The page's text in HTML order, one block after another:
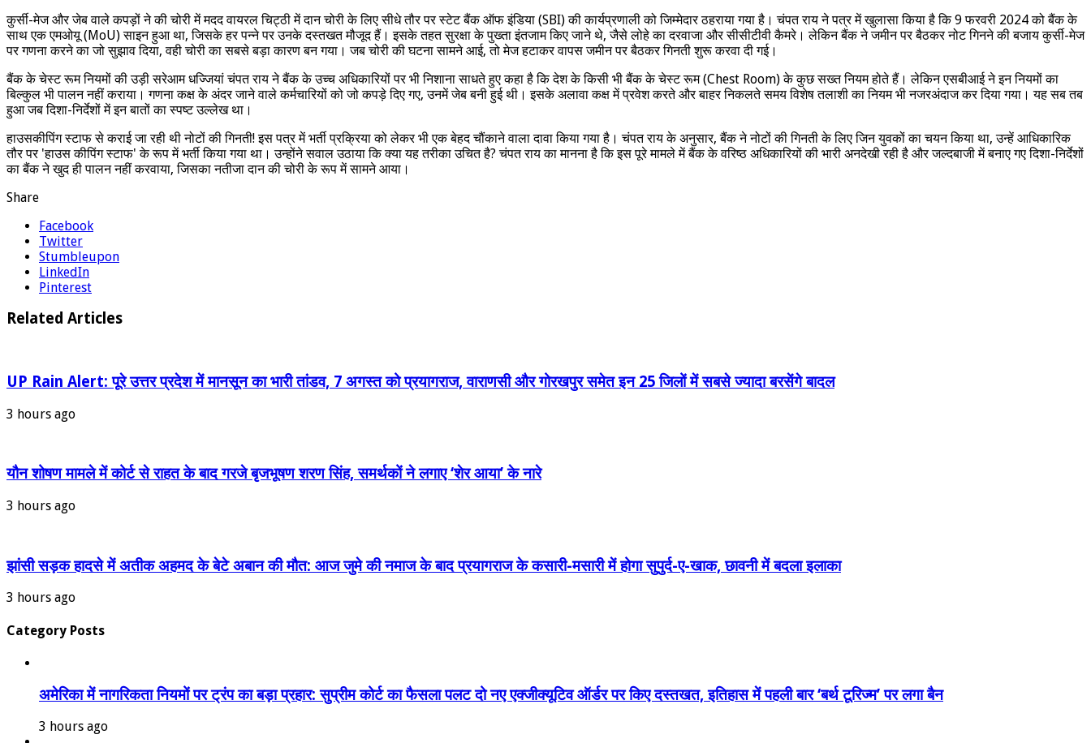
कुर्सी-मेज और जेब वाले कपड़ों ने की चोरी में मदद वायरल चिट्ठी में दान चोरी के लिए सीधे तौर पर स्टेट बैंक ऑफ इंडिया (SBI) की कार्यप्रणाली को जिम्मेदार ठहराया गया है। चंपत राय ने पत्र में खुलासा किया है कि 9 फरवरी 2024 को बैंक के
साथ एक एमओयू (MoU) साइन हुआ था, जिसके हर पन्ने पर उनके दस्तखत मौजूद हैं। इसके तहत सुरक्षा के पुख्ता इंतजाम किए जाने थे, जैसे लोहे का दरवाजा और सीसीटीवी कैमरे। लेकिन बैंक ने जमीन पर बैठकर नोट गिनने की बजाय कुर्सी-मेज
पर गणना करने का जो सुझाव दिया, वही चोरी का सबसे बड़ा कारण बन गया। जब चोरी की घटना सामने आई, तो मेज हटाकर वापस जमीन पर बैठकर गिनती शुरू करवा दी गई।
बैंक के चेस्ट रूम नियमों की उड़ी सरेआम धज्जियां चंपत राय ने बैंक के उच्च अधिकारियों पर भी निशाना साधते हुए कहा है कि देश के किसी भी बैंक के चेस्ट रूम (Chest Room) के कुछ सख्त नियम होते हैं। लेकिन एसबीआई ने इन नियमों का
बिल्कुल भी पालन नहीं कराया। गणना कक्ष के अंदर जाने वाले कर्मचारियों को जो कपड़े दिए गए, उनमें जेब बनी हुई थी। इसके अलावा कक्ष में प्रवेश करते और बाहर निकलते समय विशेष तलाशी का नियम भी नजरअंदाज कर दिया गया। यह सब तब
हुआ जब दिशा-निर्देशों में इन बातों का स्पष्ट उल्लेख था।
हाउसकीपिंग स्टाफ से कराई जा रही थी नोटों की गिनती! इस पत्र में भर्ती प्रक्रिया को लेकर भी एक बेहद चौंकाने वाला दावा किया गया है। चंपत राय के अनुसार, बैंक ने नोटों की गिनती के लिए जिन युवकों का चयन किया था, उन्हें आधिकारिक
तौर पर 'हाउस कीपिंग स्टाफ' के रूप में भर्ती किया गया था। उन्होंने सवाल उठाया कि क्या यह तरीका उचित है? चंपत राय का मानना है कि इस पूरे मामले में बैंक के वरिष्ठ अधिकारियों की भारी अनदेखी रही है और जल्दबाजी में बनाए गए दिशा-निर्देशों
का बैंक ने खुद ही पालन नहीं करवाया, जिसका नतीजा दान की चोरी के रूप में सामने आया।
Share
Facebook
Twitter
Stumbleupon
LinkedIn
Pinterest
Related Articles
UP Rain Alert: पूरे उत्तर प्रदेश में मानसून का भारी तांडव, 7 अगस्त को प्रयागराज, वाराणसी और गोरखपुर समेत इन 25 जिलों में सबसे ज्यादा बरसेंगे बादल
3 hours ago
यौन शोषण मामले में कोर्ट से राहत के बाद गरजे बृजभूषण शरण सिंह, समर्थकों ने लगाए ‘शेर आया’ के नारे
3 hours ago
झांसी सड़क हादसे में अतीक अहमद के बेटे अबान की मौत: आज जुमे की नमाज के बाद प्रयागराज के कसारी-मसारी में होगा सुपुर्द-ए-खाक, छावनी में बदला इलाका
3 hours ago
Category Posts
अमेरिका में नागरिकता नियमों पर ट्रंप का बड़ा प्रहार: सुप्रीम कोर्ट का फैसला पलट दो नए एक्जीक्यूटिव ऑर्डर पर किए दस्तखत, इतिहास में पहली बार ‘बर्थ टूरिज्म’ पर लगा बैन
3 hours ago